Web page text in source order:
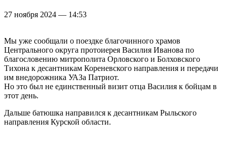
27 ноября 2024 — 14:53
Мы уже сообщали о поездке благочинного храмов
Центрального округа протоиерея Василия Иванова по
благословению митрополита Орловского и Болховского
Тихона к десантникам Кореневского направления и передачи
им внедорожника УАЗа Патриот.
Но это был не единственный визит отца Василия к бойцам в
этот день.
Дальше батюшка направился к десантникам Рыльского
направления Курской области.